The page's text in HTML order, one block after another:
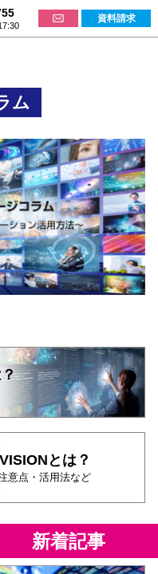
資料請求
ム
とは？
意点・活用法など
新着記事